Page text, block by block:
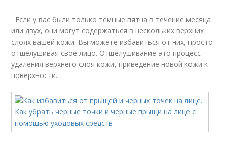
Если у вас были только темные пятна в течение месяца
или двух, они могут содержаться в нескольких верхних
слоях вашей кожи. Вы можете избавиться от них, просто
отшелушивая свое лицо. Отшелушивание-это процесс
удаления верхнего слоя кожи, приведение новой кожи к
поверхности.